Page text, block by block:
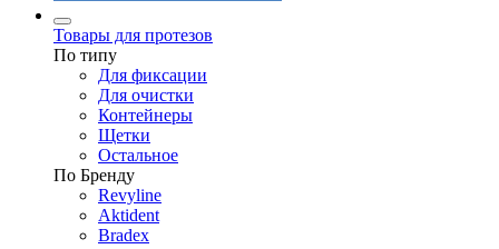
Товары для протезов
По типу
Для фиксации
Для очистки
Контейнеры
Щетки
Остальное
По Бренду
Revyline
Aktident
Bradex